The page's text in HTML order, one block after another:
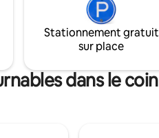
Stationnement gratuit
sur place
dans le coin